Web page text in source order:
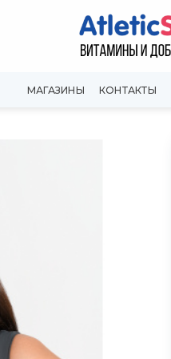
МАГАЗИНЫ КОНТАКТЫ